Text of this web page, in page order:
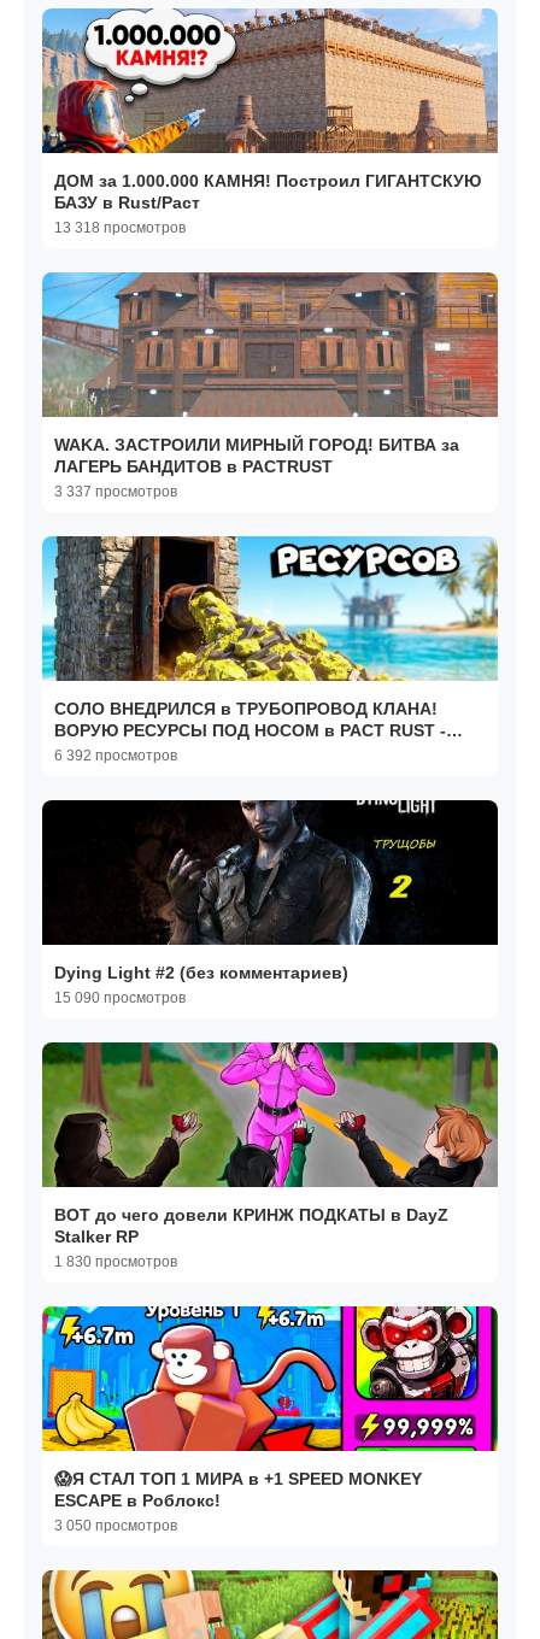
ДОМ за 1.000.000 КАМНЯ! Построил ГИГАНТСКУЮ
БАЗУ в Rust/Раст
13 318 просмотров
WAKA. ЗАСТРОИЛИ МИРНЫЙ ГОРОД! БИТВА за
ЛАГЕРЬ БАНДИТОВ в РАСТRUST
3 337 просмотров
СОЛО ВНЕДРИЛСЯ в ТРУБОПРОВОД КЛАНА!
ВОРУЮ РЕСУРСЫ ПОД НОСОМ в РАСТ RUST -
ALFA
6 392 просмотров
Dying Light #2 (без комментариев)
15 090 просмотров
ВОТ до чего довели КРИНЖ ПОДКАТЫ в DayZ
Stalker RP
1 830 просмотров
😱Я СТАЛ ТОП 1 МИРА в +1 SPEED MONKEY
ESCAPE в Роблокс!
3 050 просмотров